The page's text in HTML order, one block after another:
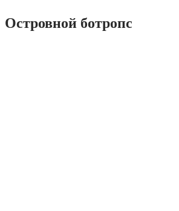
Островной ботропс